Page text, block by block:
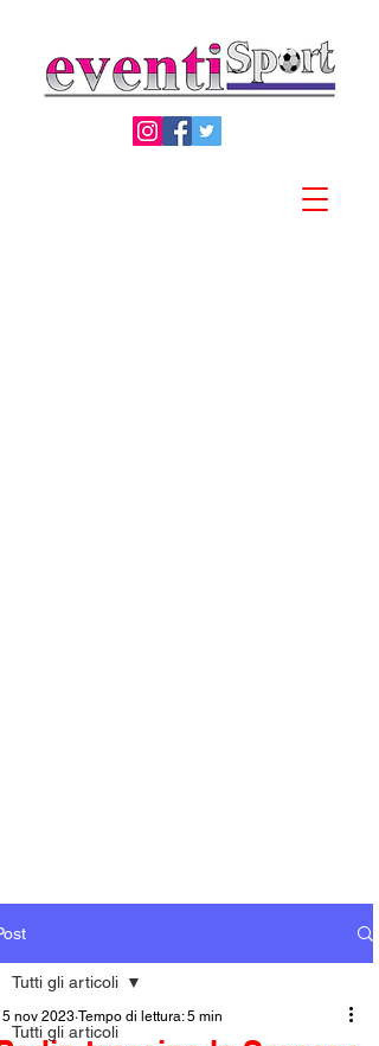
Tutti gli articoli
Tutti gli articoli
nov 2023 Tempo di lettura: 5 min